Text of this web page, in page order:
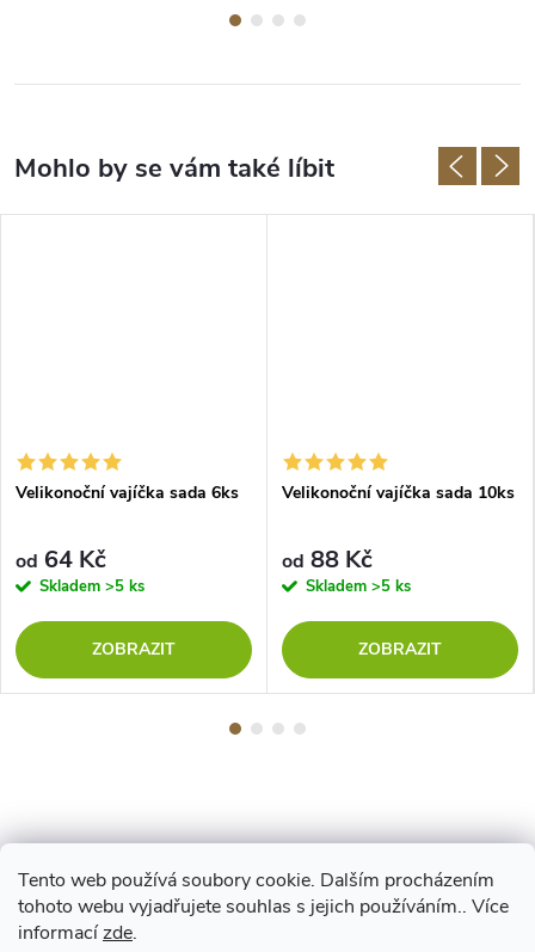
Tento web používá soubory cookie. Dalším procházením
tohoto webu vyjadřujete souhlas s jejich používáním.. Více
informacízde.
Velikonoční vajíčka sada 6ks
od 64 Kč
Skladem >5 ks
ZOBRAZIT
Velikonoční vajíčka sada 10ks
od 88 Kč
Skladem >5 ks
ZOBRAZIT
Z